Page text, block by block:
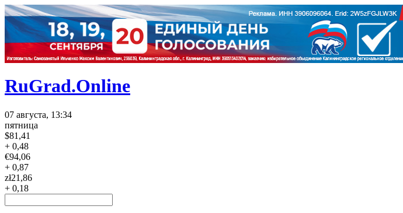
RuGrad.Online
07 августа, 13:34
пятница
$81,41
+ 0,48
€94,06
+ 0,87
zł21,86
+ 0,18